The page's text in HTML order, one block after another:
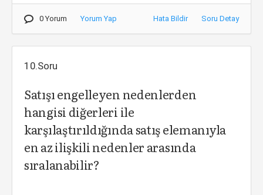
0 Yorum Yorum Yap Hata Bildir Soru Detay
10.Soru
Satışı engelleyen nedenlerden
hangisi diğerleri ile
karşılaştırıldığında satış elemanıyla
en az ilişkili nedenler arasında
sıralanabilir?